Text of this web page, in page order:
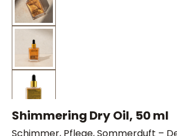
Shimmering Dry Oil, 50 ml